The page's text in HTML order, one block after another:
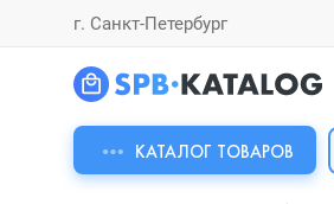
г. Санкт-Петербург
КАТАЛОГ ТОВАРОВ